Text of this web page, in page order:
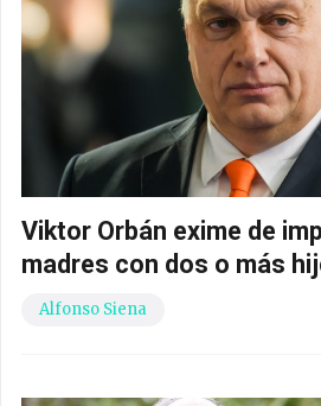
Viktor Orbán exime de
madres con dos o más
Alfonso Siena